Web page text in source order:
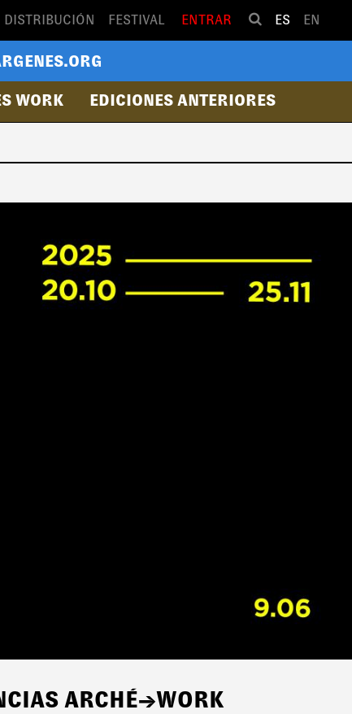
DISTRIBUCIÓN FESTIVAL ENTRAR ES EN
WORK EDICIONES ANTERIORES
ARCHÉ→WORK